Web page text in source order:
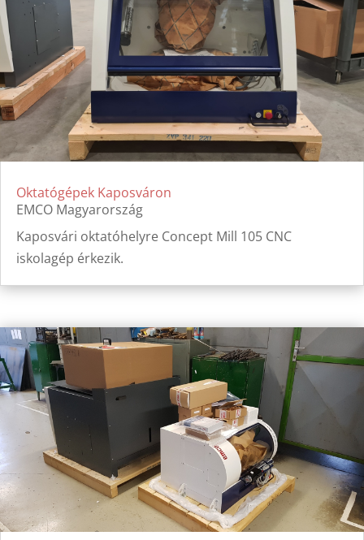
Oktatógépek Kaposváron
EMCO Magyarország
Kaposvári oktatóhelyre Concept Mill 105 CNC
iskolagép érkezik.